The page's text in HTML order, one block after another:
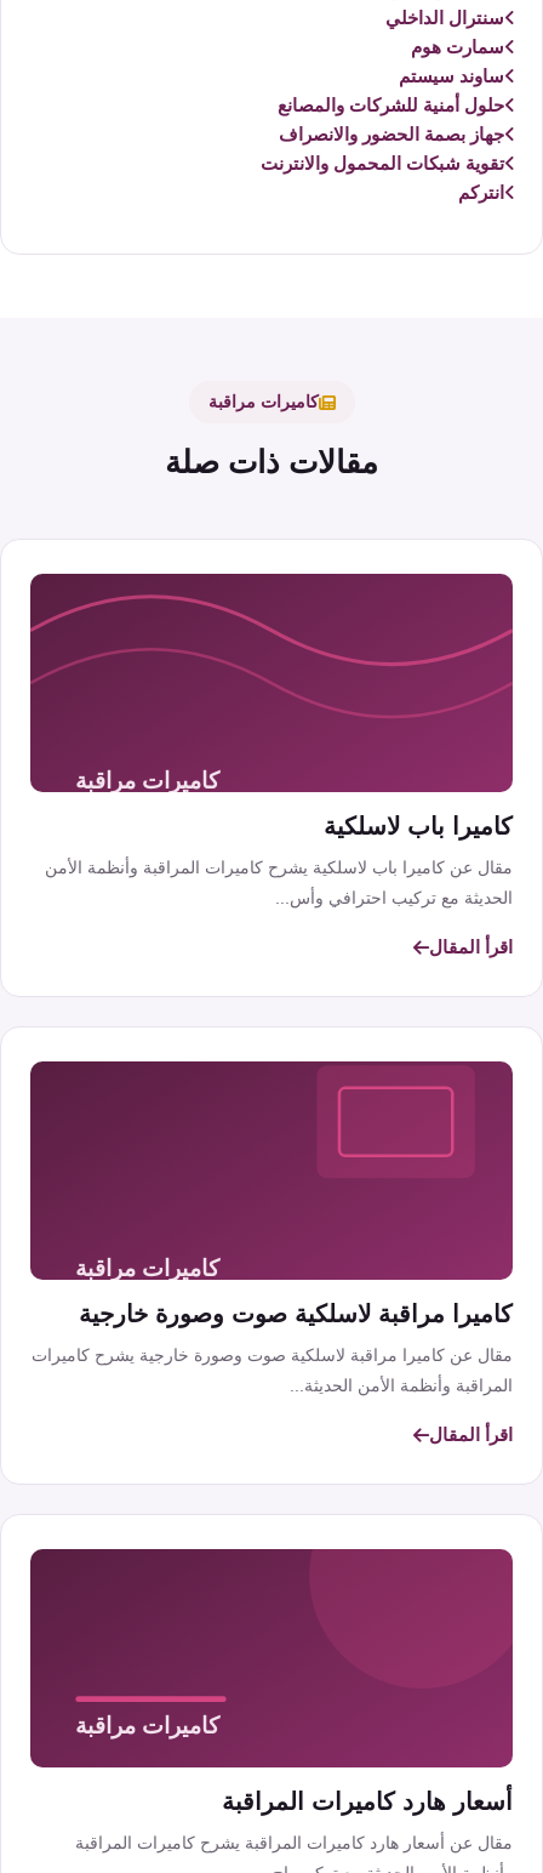
سنترال الداخلي
سمارت هوم
ساوند سيستم
حلول أمنية للشركات والمصانع
جهاز بصمة الحضور والانصراف
تقوية شبكات المحمول والانترنت
انتركم
كاميرات مراقبة
مقالات ذات صلة
كاميرا باب لاسلكية
مقال عن كاميرا باب لاسلكية يشرح كاميرات المراقبة وأنظمة الأمن
الحديثة مع تركيب احترافي وأس...
اقرأ المقال
كاميرا مراقبة لاسلكية صوت وصورة خارجية
مقال عن كاميرا مراقبة لاسلكية صوت وصورة خارجية يشرح كاميرات
المراقبة وأنظمة الأمن الحديثة...
اقرأ المقال
أسعار هارد كاميرات المراقبة
مقال عن أسعار هارد كاميرات المراقبة يشرح كاميرات المراقبة